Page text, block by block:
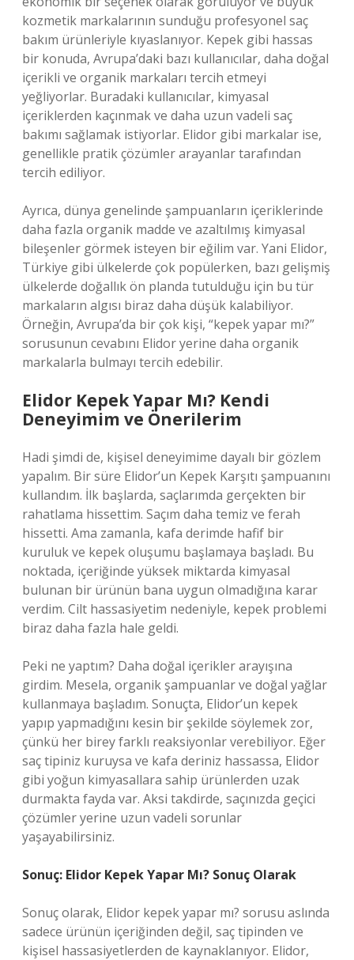
kozmetik markalarının sunduğu profesyonel saç
bakım ürünleriyle kıyaslanıyor. Kepek gibi hassas
bir konuda, Avrupa’daki bazı kullanıcılar, daha doğal
içerikli ve organik markaları tercih etmeyi
yeğliyorlar. Buradaki kullanıcılar, kimyasal
içeriklerden kaçınmak ve daha uzun vadeli saç
bakımı sağlamak istiyorlar. Elidor gibi markalar ise,
genellikle pratik çözümler arayanlar tarafından
tercih ediliyor.
Ayrıca, dünya genelinde şampuanların içeriklerinde
daha fazla organik madde ve azaltılmış kimyasal
bileşenler görmek isteyen bir eğilim var. Yani Elidor,
Türkiye gibi ülkelerde çok popülerken, bazı gelişmiş
ülkelerde doğallık ön planda tutulduğu için bu tür
markaların algısı biraz daha düşük kalabiliyor.
Örneğin, Avrupa’da bir çok kişi, “kepek yapar mı?”
sorusunun cevabını Elidor yerine daha organik
markalarla bulmayı tercih edebilir.
Elidor Kepek Yapar Mı? Kendi
Deneyimim ve Önerilerim
Hadi şimdi de, kişisel deneyimime dayalı bir gözlem
yapalım. Bir süre Elidor’un Kepek Karşıtı şampuanını
kullandım. İlk başlarda, saçlarımda gerçekten bir
rahatlama hissettim. Saçım daha temiz ve ferah
hissetti. Ama zamanla, kafa derimde hafif bir
kuruluk ve kepek oluşumu başlamaya başladı. Bu
noktada, içeriğinde yüksek miktarda kimyasal
bulunan bir ürünün bana uygun olmadığına karar
verdim. Cilt hassasiyetim nedeniyle, kepek problemi
biraz daha fazla hale geldi.
Peki ne yaptım? Daha doğal içerikler arayışına
girdim. Mesela, organik şampuanlar ve doğal yağlar
kullanmaya başladım. Sonuçta, Elidor’un kepek
yapıp yapmadığını kesin bir şekilde söylemek zor,
çünkü her birey farklı reaksiyonlar verebiliyor. Eğer
saç tipiniz kuruysa ve kafa deriniz hassassa, Elidor
gibi yoğun kimyasallara sahip ürünlerden uzak
durmakta fayda var. Aksi takdirde, saçınızda geçici
çözümler yerine uzun vadeli sorunlar
yaşayabilirsiniz.
Sonuç: Elidor Kepek Yapar Mı? Sonuç Olarak
Sonuç olarak, Elidor kepek yapar mı? sorusu aslında
sadece ürünün içeriğinden değil, saç tipinden ve
kişisel hassasiyetlerden de kaynaklanıyor. Elidor,